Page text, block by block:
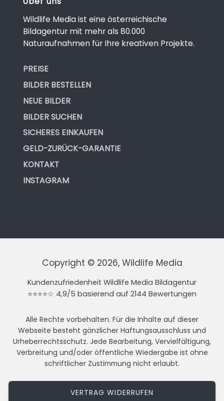
Wildlife Media ist eine österreichische
Bildagentur mit mehr als 80.000
Naturaufnahmen für Ihre kreativen Projekte.
PREISE
BILDER BESTELLEN
NEUE BILDER
BILDER SUCHEN
SICHERES EINKAUFEN
GELD-ZURÜCK-GARANTIE
KONTAKT
INSTAGRAM
Copyright © 2026, Wildlife Media
Kundenzufriedenheit Wildlife Media Bildagentur
⭐⭐⭐⭐☆ 4,9/5 basierend auf 2144 Bewertungen
Alle Rechte vorbehalten. Für die Inhalte auf dieser
Webseite besteht gänzlicher Haftungsausschluss und
Urheberrechtsschutz. Jede Bearbeitung, Vervielfältigung,
Verbreitung und/oder öffentliche Wiedergabe ist ohne
schriftlicher Zustimmung nicht erlaubt.
VERTRAG WIDERRUFEN